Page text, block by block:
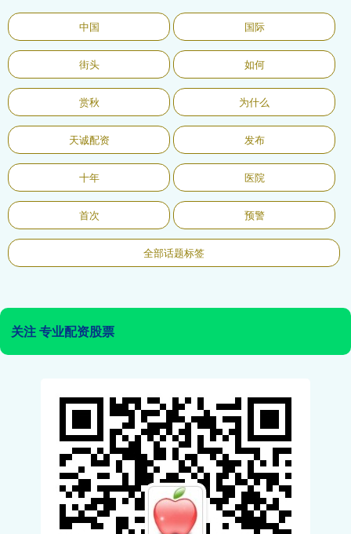
中国 国际
街头 如何
赏秋 为什么
天诚配资 发布
十年 医院
首次 预警
全部话题标签
关注 专业配资股票